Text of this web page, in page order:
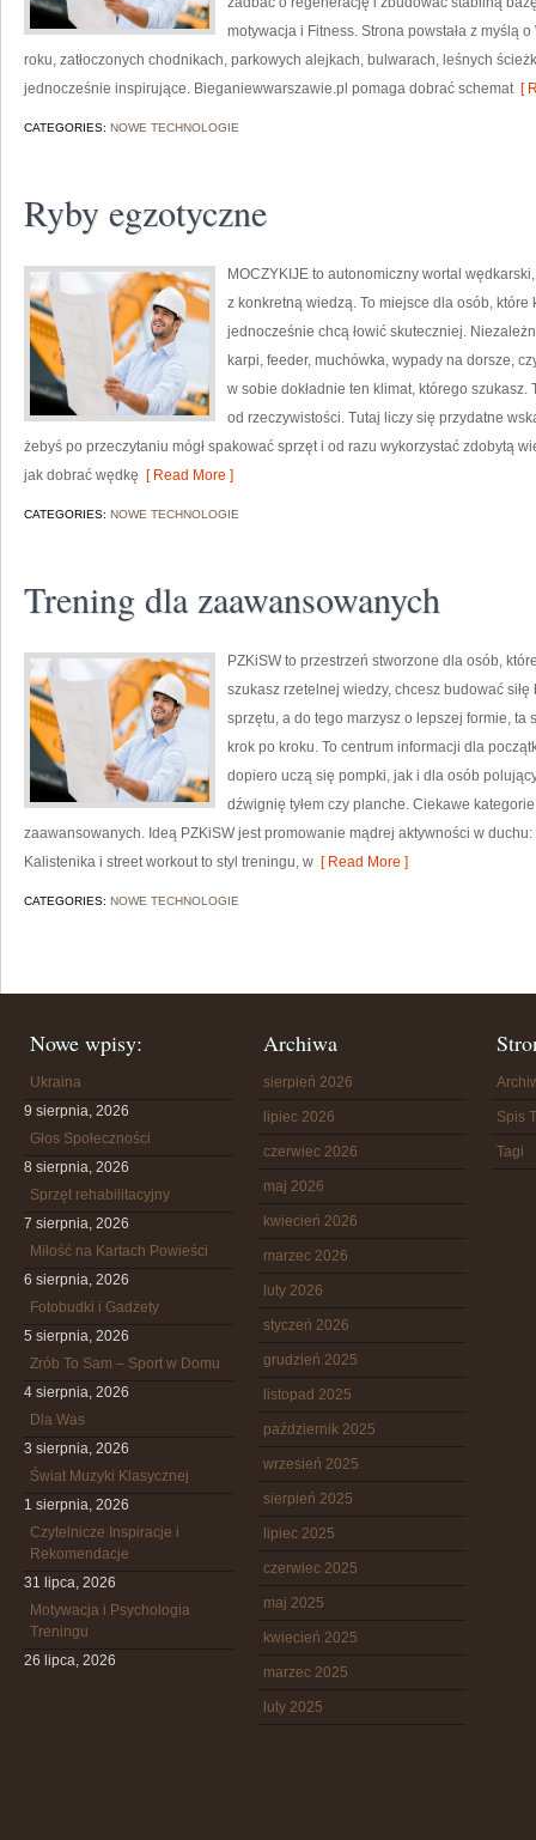
motywacja i Fitness. Strona powstała z myślą
roku, zatłoczonych chodnikach, parkowych alejkach, bulwarach, leśnych
jednocześnie inspirujące. Bieganiewwarszawie.pl pomaga dobrać schemat[
CATEGORIES: NOWE TECHNOLOGIE
Ryby egzotyczne
MOCZYKIJE to autonomiczny wortal
z konkretną wiedzą. To miejsce dla osób,
jednocześnie chcą łowić skuteczniej.
karpi, feeder, muchówka, wypady na dorsze,
w sobie dokładnie ten klimat, którego
od rzeczywistości. Tutaj liczy się przydatne
żebyś po przeczytaniu mógł spakować sprzęt i od razu wykorzystać zdobytą
jak dobrać wędkę [ Read More ]
CATEGORIES: NOWE TECHNOLOGIE
Trening dla zaawansowanych
PZKiSW to przestrzeń stworzone dla osób,
szukasz rzetelnej wiedzy, chcesz budować
sprzętu, a do tego marzysz o lepszej formie, ta
krok po kroku. To centrum informacji dla
dopiero uczą się pompki, jak i dla osób
dźwignię tyłem czy planche. Ciekawe
zaawansowanych. Ideą PZKiSW jest promowanie mądrej aktywności w
Kalistenika i street workout to styl treningu, w [ Read More ]
CATEGORIES: NOWE TECHNOLOGIE
Nowe wpisy:
Ukraina
9 sierpnia, 2026
Głos Społeczności
8 sierpnia, 2026
Sprzęt rehabilitacyjny
7 sierpnia, 2026
Miłość na Kartach Powieści
6 sierpnia, 2026
Fotobudki i Gadżety
5 sierpnia, 2026
Zrób To Sam – Sport w Domu
4 sierpnia, 2026
Dla Was
3 sierpnia, 2026
Świat Muzyki Klasycznej
1 sierpnia, 2026
Czytelnicze Inspiracje i
Rekomendacje
31 lipca, 2026
Motywacja i Psychologia
Treningu
26 lipca, 2026
Archiwa
sierpień 2026
lipiec 2026
czerwiec 2026
maj 2026
kwiecień 2026
marzec 2026
luty 2026
styczeń 2026
grudzień 2025
listopad 2025
październik 2025
wrzesień 2025
sierpień 2025
lipiec 2025
czerwiec 2025
maj 2025
kwiecień 2025
marzec 2025
luty 2025
Spis
Tagi